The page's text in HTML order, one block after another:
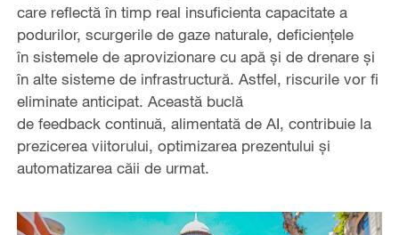
care reflectă în timp real insuficienta capacitate a
podurilor, scurgerile de gaze naturale, deficiențele
în sistemele de aprovizionare cu apă și de drenare și
în alte sisteme de infrastructură. Astfel, riscurile vor fi
eliminate anticipat. Această buclă
de feedback continuă, alimentată de AI, contribuie la
prezicerea viitorului, optimizarea prezentului și
automatizarea căii de urmat.